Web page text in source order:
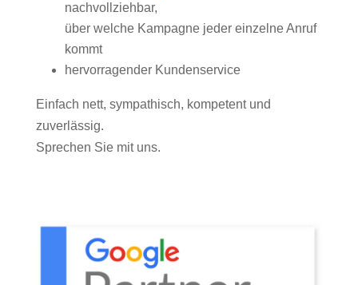
nachvollziehbar,
über welche Kampagne jeder einzelne Anruf
kommt
hervorragender Kundenservice
Einfach nett, sympathisch, kompetent und
zuverlässig.
Sprechen Sie mit uns.